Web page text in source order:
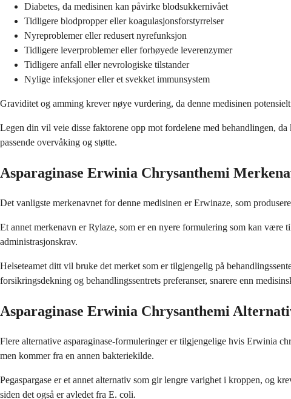
Diabetes, da medisinen kan påvirke blodsukkernivået
Tidligere blodpropper eller koagulasjonsforstyrrelser
Nyreproblemer eller redusert nyrefunksjon
Tidligere leverproblemer eller forhøyede leverenzymer
Tidligere anfall eller nevrologiske tilstander
Nylige infeksjoner eller et svekket immunsystem
Graviditet og amming krever nøye vurdering, da denne medisinen
Legen din vil veie disse faktorene opp mot fordelene med behandlingen,
passende overvåking og støtte.
Asparaginase Erwinia Chrysanthemi
Det vanligste merkenavnet for denne medisinen er Erwinaze, som
Et annet merkenavn er Rylaze, som er en nyere formulering som kan
administrasjonskrav.
Helseteamet ditt vil bruke det merket som er tilgjengelig på
forsikringsdekning og behandlingssentrets preferanser, snarere enn
Asparaginase Erwinia Chrysanthemi
Flere alternative asparaginase-formuleringer er tilgjengelige hvis Erwinia
men kommer fra en annen bakteriekilde.
Pegaspargase er et annet alternativ som gir lengre varighet i kroppen, og
siden det også er avledet fra E. coli.